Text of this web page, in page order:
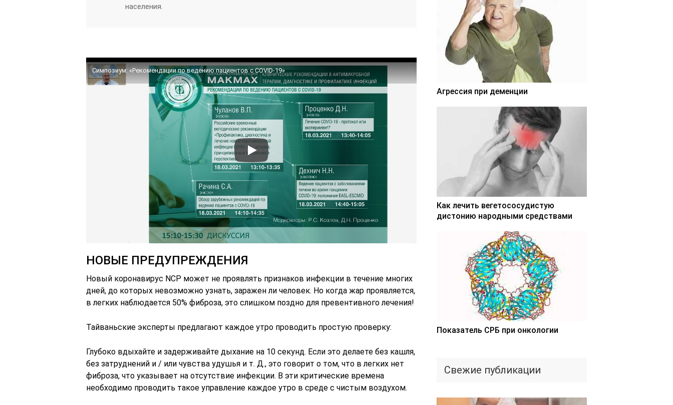
населения.
Симпозиум: «Рекомендации по ведению пациентов с COVID-19»
НОВЫЕ ПРЕДУПРЕЖДЕНИЯ
Новый коронавирус NCP может не проявлять признаков инфекции в течение многих
дней, до которых невозможно узнать, заражен ли человек. Но когда жар проявляется,
в легких наблюдается 50% фиброза, это слишком поздно для превентивного лечения!
Тайваньские эксперты предлагают каждое утро проводить простую проверку:
Глубоко вдыхайте и задерживайте дыхание на 10 секунд. Если это делаете без кашля,
без затруднений и / или чувства удушья и т. Д., это говорит о том, что в легких нет
фиброза, что указывает на отсутствие инфекции. В эти критические времена
необходимо проводить такое управление каждое утро в среде с чистым воздухом.
Агрессия при деменции
Как лечить вегетососудистую
дистонию народными средствами
Показатель СРБ при онкологии
Свежие публикации